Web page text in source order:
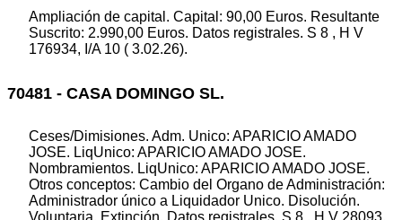
Ampliación de capital. Capital: 90,00 Euros. Resultante
Suscrito: 2.990,00 Euros. Datos registrales. S 8 , H V
176934, I/A 10 ( 3.02.26).
70481 - CASA DOMINGO SL.
Ceses/Dimisiones. Adm. Unico: APARICIO AMADO
JOSE. LiqUnico: APARICIO AMADO JOSE.
Nombramientos. LiqUnico: APARICIO AMADO JOSE.
Otros conceptos: Cambio del Organo de Administración:
Administrador único a Liquidador Unico. Disolución.
Voluntaria. Extinción. Datos registrales. S 8 , H V 28093,